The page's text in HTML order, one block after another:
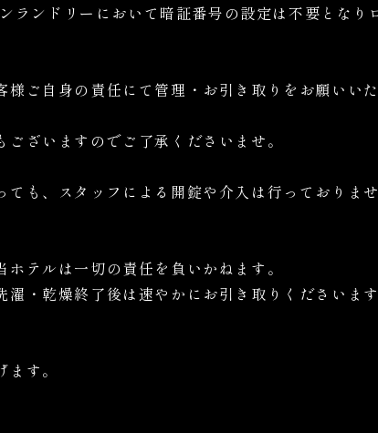
ランドリーにおいて暗証番号の設定は不要となり
ご自身の責任にて管理・お引き取りをお願いい
ざいますのでご了承くださいませ。
も、スタッフによる開錠や介入は行っておりませ
テルは一切の責任を負いかねます。
・乾燥終了後は速やかにお引き取りくださいま
す。